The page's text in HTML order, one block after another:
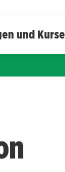
und Kurse